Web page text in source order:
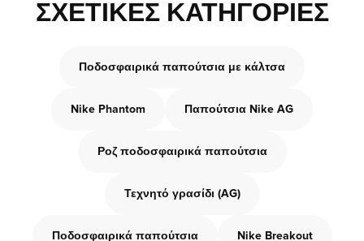
ΣΧΕΤΙΚΈΣ ΚΑΤΗΓΟΡΊΕΣ
Ποδοσφαιρικά παπούτσια με κάλτσα
Nike Phantom Παπούτσια Nike AG
Ροζ ποδοσφαιρικά παπούτσια
Τεχνητό γρασίδι (AG)
Ποδοσφαιρικά παπούτσια Nike Breakout